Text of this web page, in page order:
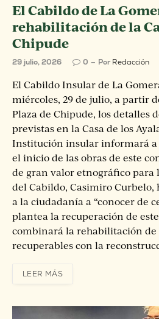
El Cabildo de La
rehabilitación de la
Chipude
29 julio, 2026 0 Por Redacción
El Cabildo Insular de La
miércoles, 29 de julio, a partir
Plaza de Chipude, los detalles
previstas en la Casa de los
Institución insular informará a
el inicio de las obras de este
de gran valor etnográfico para
del Cabildo, Casimiro
a la ciudadanía a “conocer de
plantea la recuperación de
combinará la rehabilitación de
recuperables con la
LEER MÁS